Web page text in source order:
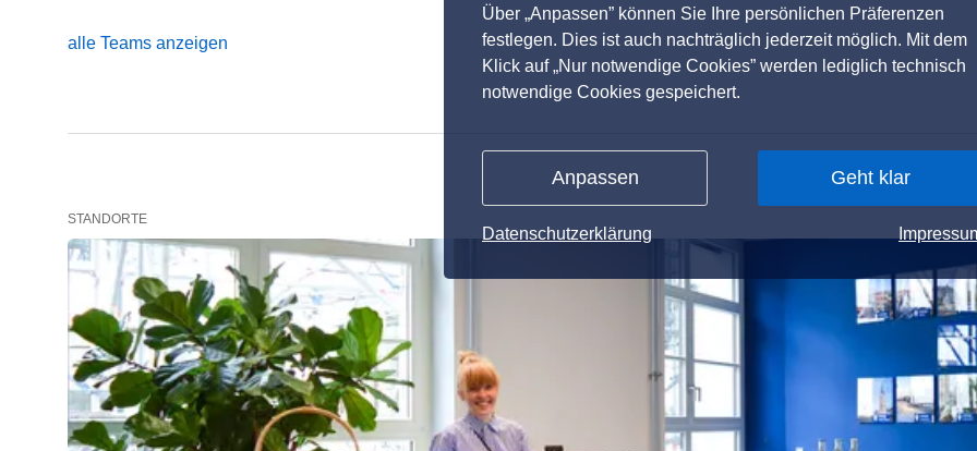
Über „Anpassen” können Sie Ihre persönlichen Präferenzen
festlegen. Dies ist auch nachträglich jederzeit möglich. Mit dem
Klick auf „Nur notwendige Cookies” werden lediglich technisch
notwendige Cookies gespeichert.
Anpassen Geht klar
Datenschutzerklärung
alle Teams anzeigen
STANDORTE